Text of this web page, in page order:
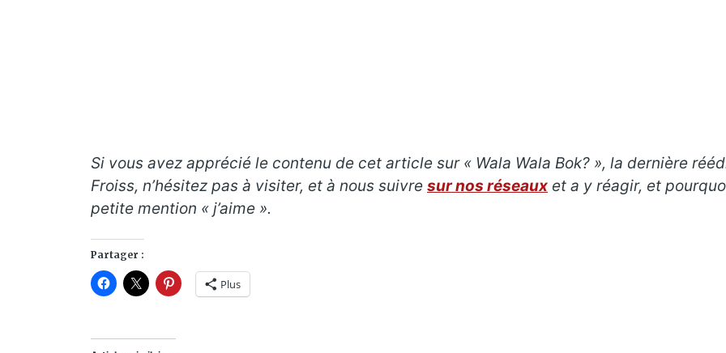
Si vous avez apprécié le contenu de cet article sur « Wala Wala Bok? », la dernière
Froiss, n’hésitez pas à visiter, et à nous suivre sur nos réseaux et a y réagir, et
petite mention « j’aime ».
Partager :
Plus